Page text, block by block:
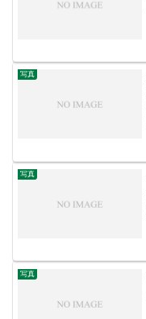
写真
写真
写真